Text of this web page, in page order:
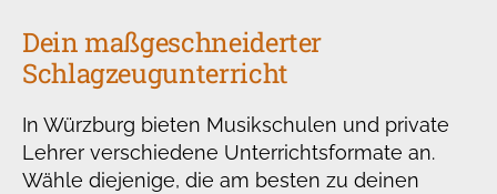
Dein maßgeschneiderter
Schlagzeugunterricht
In Würzburg bieten Musikschulen und private
Lehrer verschiedene Unterrichtsformate an.
Wähle diejenige, die am besten zu deinen